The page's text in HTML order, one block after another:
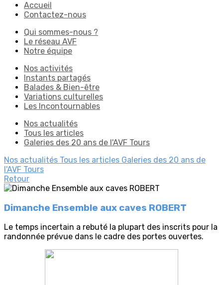
Accueil
Contactez-nous
Qui sommes-nous ?
Le réseau AVF
Notre équipe
Nos activités
Instants partagés
Balades & Bien-être
Variations culturelles
Les Incontournables
Nos actualités
Tous les articles
Galeries des 20 ans de l'AVF Tours
Nos actualités Tous les articles Galeries des 20 ans de
l'AVF Tours
Retour
Dimanche Ensemble aux caves ROBERT
Le temps incertain a rebuté la plupart des inscrits pour la
randonnée prévue dans le cadre des portes ouvertes.